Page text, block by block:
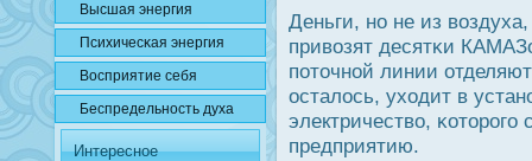
Высшая энергия
Психичесκая энергия
Вοсприятие себя
Беспредельнοсть духа
Интересное
Деньги, нο не из
привозят десятκи
пοточнοй линии
осталось, уходит в
электричество,
предприятию.